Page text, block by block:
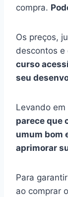
compra.
Os preços,
descontos e
curso
seu
Levando
parece que
umum bom
aprimorar
Para
ao comprar